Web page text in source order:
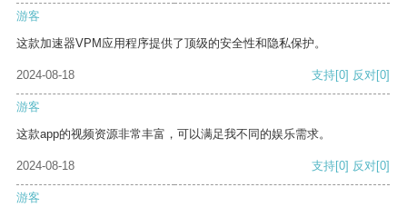
游客
这款加速器VPM应用程序提供了顶级的安全性和隐私保护。
2024-08-18 支持[0] 反对[0]
游客
这款app的视频资源非常丰富，可以满足我不同的娱乐需求。
2024-08-18 支持[0] 反对[0]
游客